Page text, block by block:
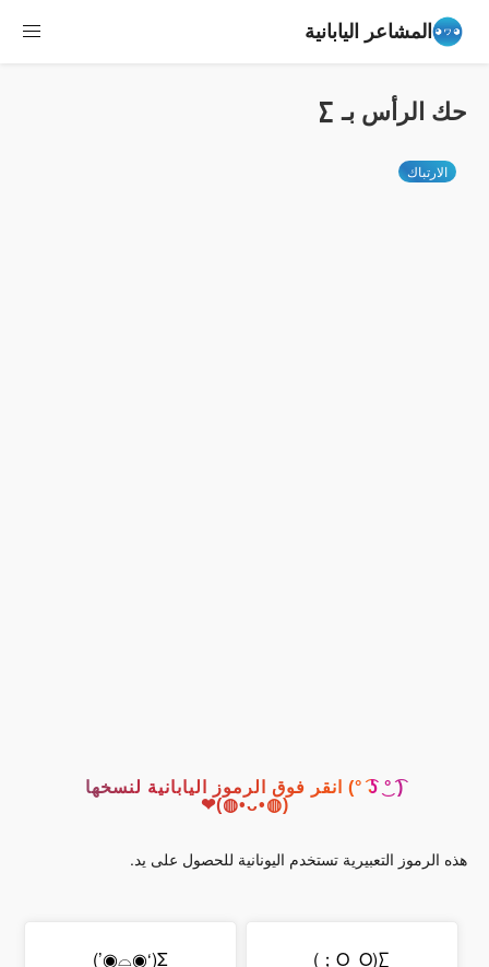
المشاعر اليابانية
حك الرأس بـ ∑
الارتباك
( ͡° ͜ʖ ͡°) انقر فوق الرموز اليابانية لنسخها
(◍•ᴗ•◍)❤
هذه الرموز التعبيرية تستخدم اليونانية للحصول على يد.
∑(O_O；)
Σ(‘◉⌓◉’)